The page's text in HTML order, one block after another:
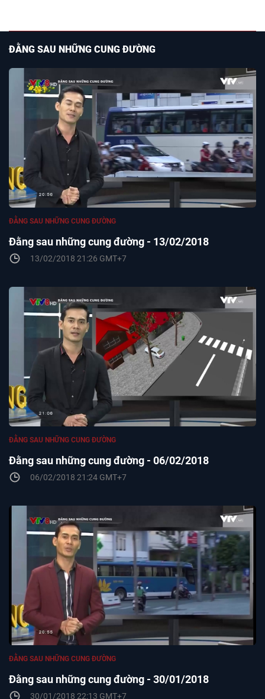
ĐẰNG SAU NHỮNG CUNG ĐƯỜNG
Đằng sau những cung đường - 13/02/2018
ĐẰNG SAU NHỮNG CUNG ĐƯỜNG
13/02/2018 21:26 GMT+7
Đằng sau những cung đường - 06/02/2018
ĐẰNG SAU NHỮNG CUNG ĐƯỜNG
06/02/2018 21:24 GMT+7
Đằng sau những cung đường - 30/01/2018
ĐẰNG SAU NHỮNG CUNG ĐƯỜNG
30/01/2018 22:13 GMT+7